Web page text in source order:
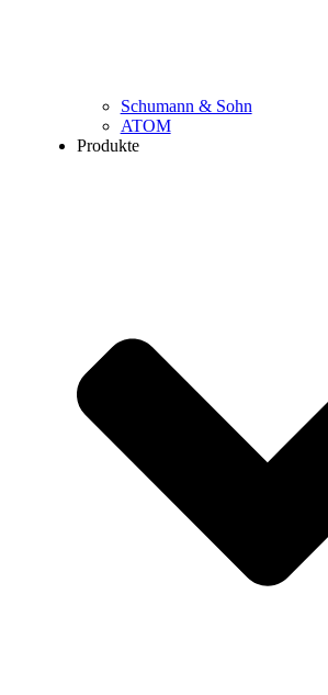
Schumann & Sohn
ATOM
Produkte